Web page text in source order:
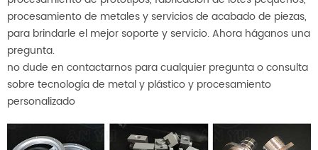
procesamiento de metales y servicios de acabado de piezas,
para brindarle el mejor soporte y servicio. Ahora háganos una
pregunta.
no dude en contactarnos para cualquier pregunta o consulta
sobre tecnología de metal y plástico y procesamiento
personalizado